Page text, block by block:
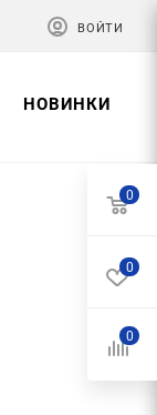
ВОЙТИ
НОВИНКИ
0
0
0